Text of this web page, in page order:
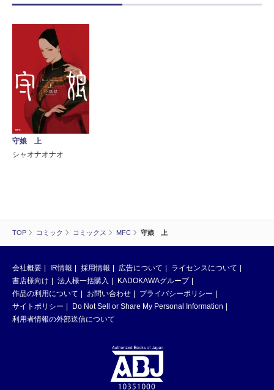
TOP コミック コミックス MFC 守娘 上
守娘 上
シャオナオナオ
会社概要 IR情報 採用情報 広告について
ライセンスについて
書店様向け
法人様一括購入
KADOKAWAグループ
作品の利用について
お問い合わせ
プライバシーポリシー
サイトポリシー
Do Not Sell or Share My Personal Information
利用者情報の外部送信について